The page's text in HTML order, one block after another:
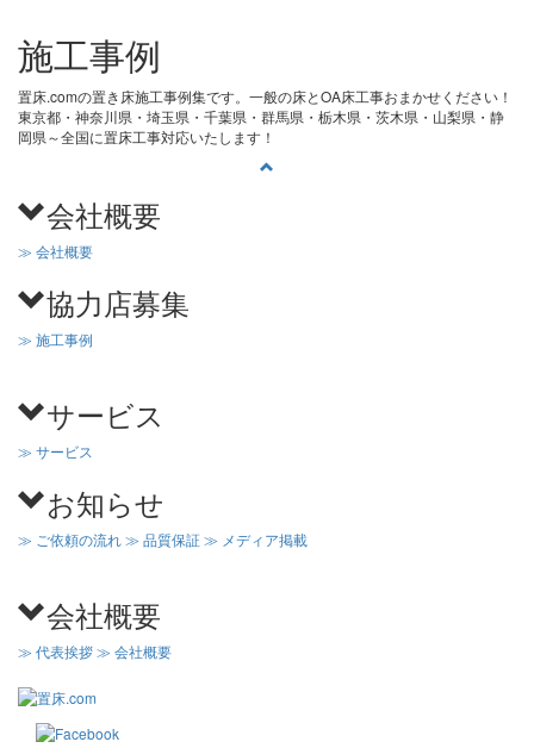
施工事例
置床.comの置き床施工事例集です。一般の床とOA床工事おまかせください！
東京都・神奈川県・埼玉県・千葉県・群馬県・栃木県・茨木県・山梨県・静
岡県～全国に置床工事対応いたします！
会社概要
≫ 会社概要
協力店募集
≫ 施工事例
サービス
≫ サービス
お知らせ
≫ ご依頼の流れ≫ 品質保証≫ メディア掲載
会社概要
≫ 代表挨拶≫ 会社概要